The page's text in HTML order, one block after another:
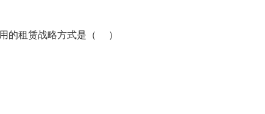
的租赁战略方式是（ ）